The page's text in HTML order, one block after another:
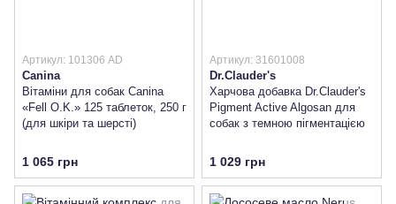
Артикул: 101306 AD
Canina
Вітаміни для собак Canina
«Fell O.K.» 125 таблеток, 250 г
(для шкіри та шерсті)
1 065 грн
Артикул: 31601008
Dr.Clauder's
Харчова добавка Dr.Clauder's
Pigment Active Algosan для
собак з темною пігментацією
1 029 грн